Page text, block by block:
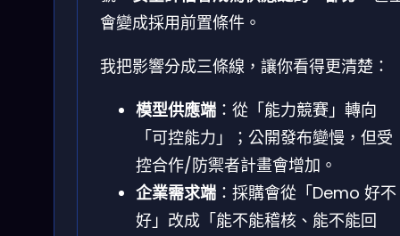
會變成採用前置條件。
我把影響分成三條線，讓你看得更清楚：
模型供應端 ：從「能力競賽」轉向
「可控能力」；公開發布變慢，但受
控合作/防禦者計畫會增加。
企業需求端 ：採購會從「Demo 好不
好」改成「能不能稽核、能不能回